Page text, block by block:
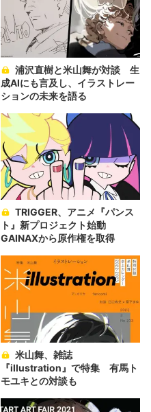
成AIにも言及し、イラストレー
ションの未来を語る
ト』新プロジェクト始動
GAINAXから原作権を取得
『illustration』で特集 有馬ト
モユキとの対談も